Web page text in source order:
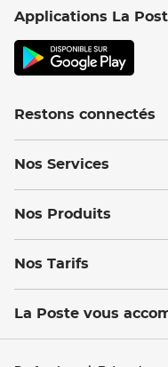
Applications La
Restons connectés
Nos Services
Nos Produits
Nos Tarifs
La Poste vous